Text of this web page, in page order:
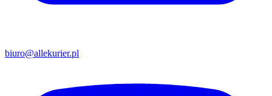
biuro@allekurier.pl